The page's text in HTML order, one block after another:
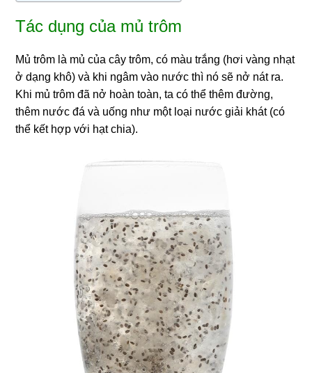
Tác dụng của mủ trôm
Mủ trôm là mủ của cây trôm, có màu trắng (hơi vàng nhạt
ở dạng khô) và khi ngâm vào nước thì nó sẽ nở nát ra.
Khi mủ trôm đã nở hoàn toàn, ta có thể thêm đường,
thêm nước đá và uống như một loại nước giải khát (có
thể kết hợp với hạt chia).